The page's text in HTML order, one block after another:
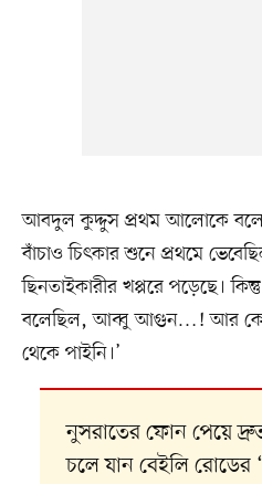
আবদুল কুদ্দুস প্রথম আলোকে
বাঁচাও চিৎকার শুনে প্রথমে
ছিনতাইকারীর খপ্পরে পড়েছে।
বলেছিল, আব্বু আগুন…! আর
থেকে পাইনি।’
নুসরাতের ফোন পেয়ে
চলে যান বেইলি রোডের